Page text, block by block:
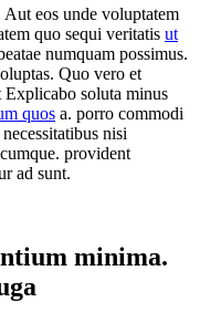
eos unde voluptatem
quo sequi veritatis ut
numquam possimus.
Quo vero et
soluta minus
quos a. porro commodi
nisi
provident
ad sunt.
minima.